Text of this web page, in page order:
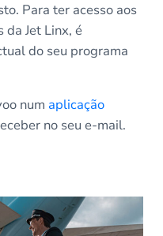
Para ter acesso aos
da Jet Linx, é
do seu programa
num aplicação
no seu e-mail.